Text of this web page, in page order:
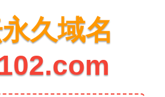
久域名